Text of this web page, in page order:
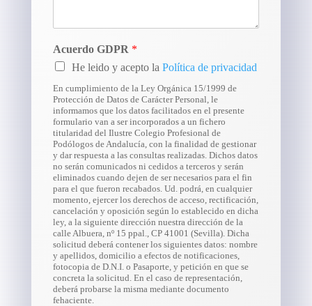
Acuerdo GDPR *
He leido y acepto la Política de privacidad
En cumplimiento de la Ley Orgánica 15/1999 de
Protección de Datos de Carácter Personal, le
informamos que los datos facilitados en el presente
formulario van a ser incorporados a un fichero
titularidad del Ilustre Colegio Profesional de
Podólogos de Andalucía, con la finalidad de gestionar
y dar respuesta a las consultas realizadas. Dichos datos
no serán comunicados ni cedidos a terceros y serán
eliminados cuando dejen de ser necesarios para el fin
para el que fueron recabados. Ud. podrá, en cualquier
momento, ejercer los derechos de acceso, rectificación,
cancelación y oposición según lo establecido en dicha
ley, a la siguiente dirección nuestra dirección de la
calle Albuera, nº 15 ppal., CP 41001 (Sevilla). Dicha
solicitud deberá contener los siguientes datos: nombre
y apellidos, domicilio a efectos de notificaciones,
fotocopia de D.N.I. o Pasaporte, y petición en que se
concreta la solicitud. En el caso de representación,
deberá probarse la misma mediante documento
fehaciente.